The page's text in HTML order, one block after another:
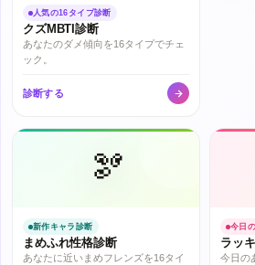
人気の16タイプ診断
クズMBTI診断
あなたのダメ傾向を16タイプでチェ
ック。
診断する
🫘
新作キャラ診断
まめふれ性格診断
あなたに近いまめフレンズを16タイ
今日
ラッ
今日の